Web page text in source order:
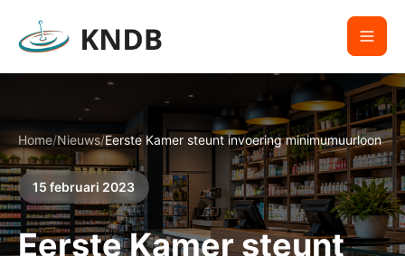
Home/Nieuws/Eerste Kamer steunt invoering minimumuurloon
15 februari 2023
Eerste Kamer steunt